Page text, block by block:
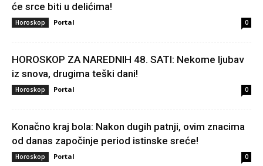
će srce biti u delićima!
Horoskop Portal 0
HOROSKOP ZA NAREDNIH 48. SATI: Nekome ljubav
iz snova, drugima teški dani!
Horoskop Portal 0
Konačno kraj bola: Nakon dugih patnji, ovim znacima
od danas započinje period istinske sreće!
Horoskop Portal 0